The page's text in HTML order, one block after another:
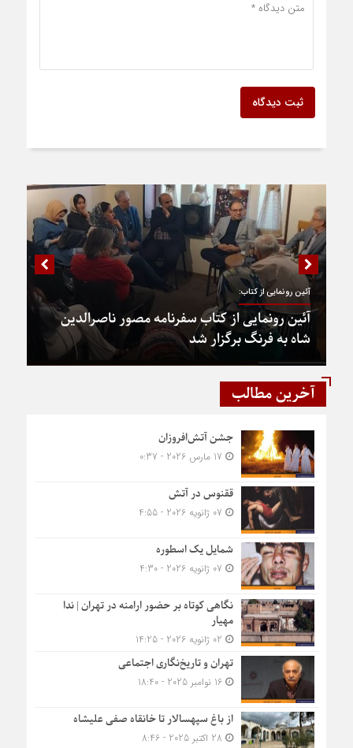
ثبت دیدگاه
آئین رونمایی از کتاب:
آئین رونمایی از کتاب سفرنامه مصور ناصرالدین
شاه به فرنگ برگزار شد
آخرین مطالب
جشن آتش‌افروزان
ققنوس در آتش
شمایل یک اسطوره
نگاهی کوتاه بر حضور ارامنه در تهران | ندا
مهیار
تهران و تاریخ‌نگاری اجتماعی
16 نوامبر 2025 - 18:40
از باغ سپهسالار تا خانقاه صفی علیشاه